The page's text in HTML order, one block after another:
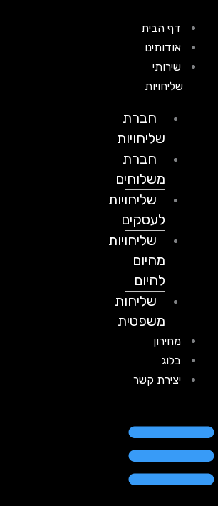
דף הבית
אודותינו
שירותי
שליחויות
חברת
שליחויות
חברת
משלוחים
שליחויות
לעסקים
שליחויות
מהיום
להיום
שליחות
משפטית
מחירון
בלוג
יצירת קשר